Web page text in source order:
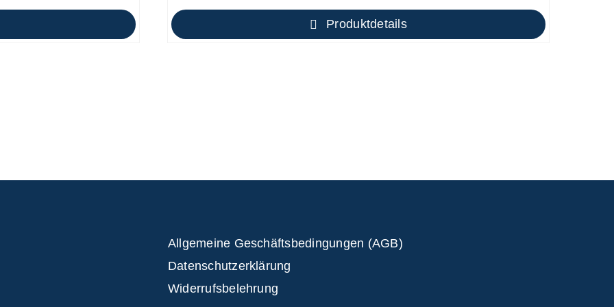
Produktdetails
Allgemeine Geschäftsbedingungen (AGB)
Datenschutzerklärung
Widerrufsbelehrung